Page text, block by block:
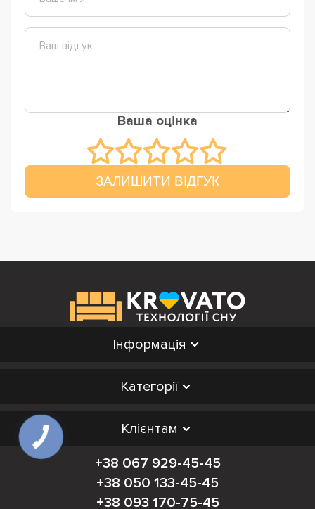
Ваша оцінка
ЗАЛИШИТИ ВІДГУК
Інформація
Категорії
Клієнтам
+38 067 929-45-45
+38 050 133-45-45
+38 093 170-75-45